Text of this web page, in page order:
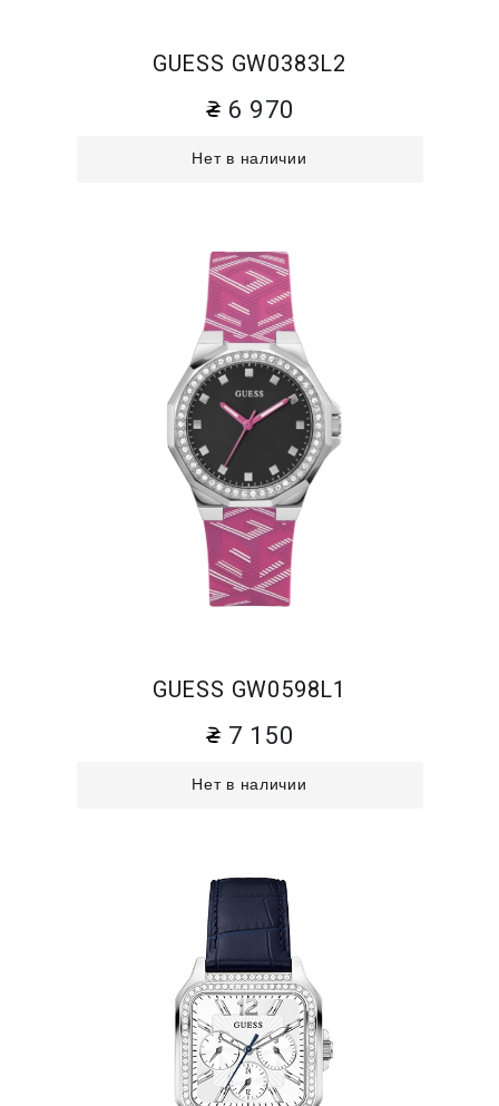
GUESS GW0383L2
6 970
Нет в наличии
GUESS GW0598L1
7 150
Нет в наличии